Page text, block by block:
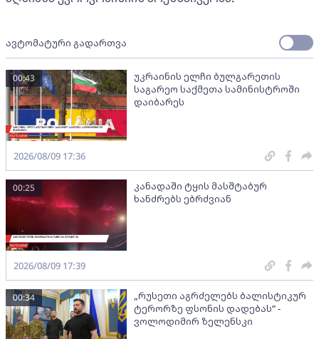
ავტომატური გადართვა
უკრაინის ელჩი ბულგარეთის
საგარეო საქმეთა სამინისტროში
დაიბარეს
00:43
2026/08/09 17:36
კანადაში ტყის მასშტაბურ
ხანძრებს ებრძვიან
00:25
2026/08/09 17:39
„რუსეთი აგრძელებს ბალისტიკურ
ტერორზე ფსონის დადებას“ -
ვოლოდიმირ ზელენსკი
00:34